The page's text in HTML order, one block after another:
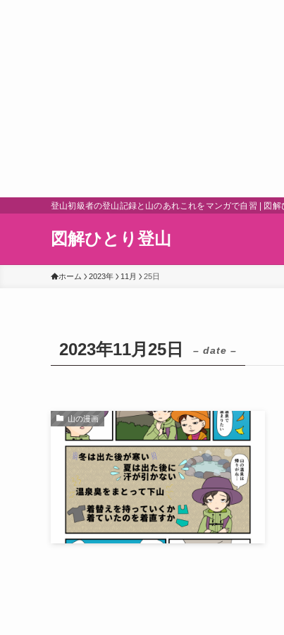
登山初級者の登山記録と山のあれこれをマンガで自習 | 図解
図解ひとり登山
ホーム 2023年 11月 25日
2023年11月25日 – date –
山の漫画